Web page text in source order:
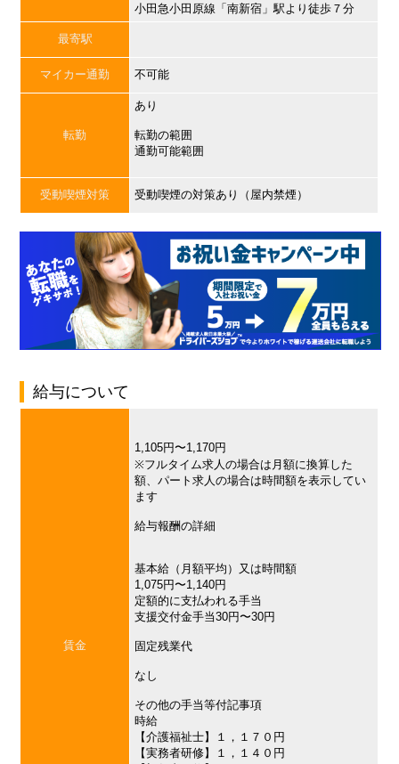
小田急小田原線「南新宿」駅より徒歩７分
最寄駅
マイカー通勤 不可能
転勤
あり
転勤の範囲
通勤可能範囲
受動喫煙対策 受動喫煙の対策あり（屋内禁煙）
給与について
賃金
1,105円〜1,170円
※フルタイム求人の場合は月額に換算した
額、パート求人の場合は時間額を表示してい
ます
給与報酬の詳細
基本給（月額平均）又は時間額
1,075円〜1,140円
定額的に支払われる手当
支援交付金手当30円〜30円
固定残業代
なし
その他の手当等付記事項
時給
【介護福祉士】１，１７０円
【実務者研修】１，１４０円